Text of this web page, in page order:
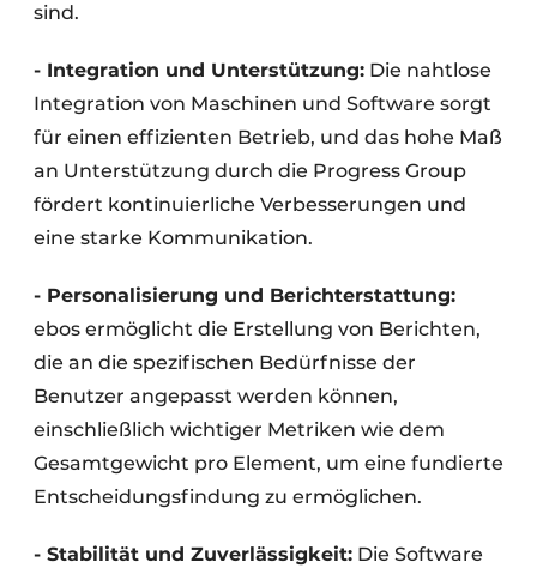
sind.
- Integration und Unterstützung: Die nahtlose
Integration von Maschinen und Software sorgt
für einen effizienten Betrieb, und das hohe Maß
an Unterstützung durch die Progress Group
fördert kontinuierliche Verbesserungen und
eine starke Kommunikation.
- Personalisierung und Berichterstattung:
ebos ermöglicht die Erstellung von Berichten,
die an die spezifischen Bedürfnisse der
Benutzer angepasst werden können,
einschließlich wichtiger Metriken wie dem
Gesamtgewicht pro Element, um eine fundierte
Entscheidungsfindung zu ermöglichen.
- Stabilität und Zuverlässigkeit: Die Software